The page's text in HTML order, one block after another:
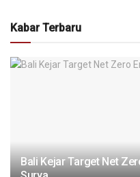
Kabar Terbaru
Bali Kejar Target Net